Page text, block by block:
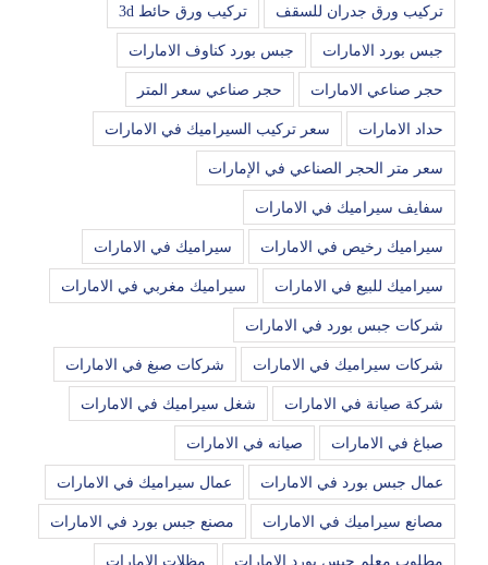
تركيب ورق جدران للسقف تركيب ورق حائط 3d
جبس بورد الامارات جبس بورد كناوف الامارات
حجر صناعي الامارات حجر صناعي سعر المتر
حداد الامارات سعر تركيب السيراميك في الامارات
سعر متر الحجر الصناعي في الإمارات
سفايف سيراميك في الامارات
سيراميك رخيص في الامارات سيراميك في الامارات
سيراميك للبيع في الامارات سيراميك مغربي في الامارات
شركات جبس بورد في الامارات
شركات سيراميك في الامارات شركات صبغ في الامارات
شركة صيانة في الامارات شغل سيراميك في الامارات
صباغ في الامارات صيانه في الامارات
عمال جبس بورد في الامارات عمال سيراميك في الامارات
مصانع سيراميك في الامارات مصنع جبس بورد في الامارات
مطلوب معلم جبس بورد الامارات مظلات الامارات